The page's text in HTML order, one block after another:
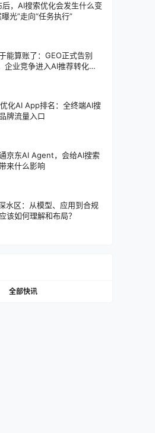
后，AI搜索优化会发生什么变
光”走向“任务执行”
能算账了：GEO正式告别
企业竞争进入AI推荐转化阶
化AI App排名：全终端AI搜
牌流量入口
京东AI Agent，会给AI搜索
来什么影响
水区：从模型、应用到合规
该如何理解和布局？
全部快讯